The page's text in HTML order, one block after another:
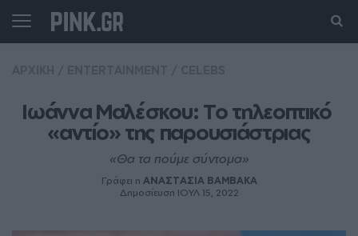
Ιωάννα Μαλέσκου: Το τηλεοπτικό
«αντίο» της παρουσιάστριας
«Θα τα πούμε σύντομα»
Γράφει η ΑΝΑΣΤΑΣΙΑ ΒΑΜΒΑΚΑ
Δημοσίευση ΙΟΥΛ 15, 2022